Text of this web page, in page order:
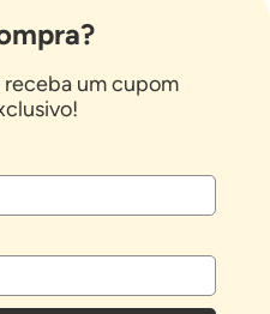
um cupom